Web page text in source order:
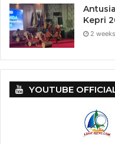
Kepri
2
YOUTUBE